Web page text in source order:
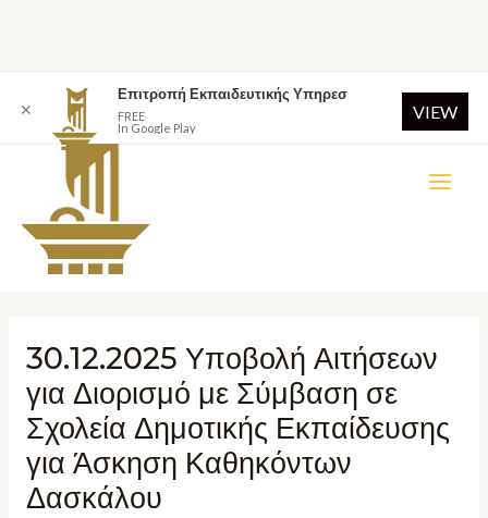
30.12.2025 Υποβολή Αιτήσεων
για Διορισμό με Σύμβαση σε
Σχολεία Δημοτικής Εκπαίδευσης
για Άσκηση Καθηκόντων
Δασκάλου
✕
Επιτροπή Εκπαιδευτικής Υπηρεσ
FREE
In Google Play
VIEW